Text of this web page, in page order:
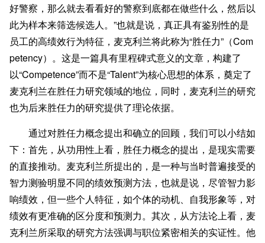
好警察，那么就去看看好的警察到底都在做些什么，然后以
此为样本来筛选候选人。”也就是说，真正具有鉴别性的是
员工的高绩效行为特征，麦克利兰将此称为“胜任力”（Com
petency）。这是一篇具有里程碑式意义的文章，构建了
以“Competence”而不是“Talent”为核心思想的体系，奠定了
麦克利兰在胜任力研究领域的地位，同时，麦克利兰的研究
也为后来胜任力的研究提供了理论依据。
通过对胜任力概念提出和确立的回顾，我们可以小结如
下：首先，从功用性上看，胜任力概念的提出，是现实需要
的直接推动。麦克利兰所提出的，是一种与当时普遍接受的
智力测验明显不同的绩效预测方法，也就是说，尽管智力影
响绩效，但一些个人特征，如个体的动机、自我形象等，对
绩效有更准确的区分度和预测力。其次，从方法论上看，麦
克利兰所采取的研究方法强调与职位紧密相关的实证性。他